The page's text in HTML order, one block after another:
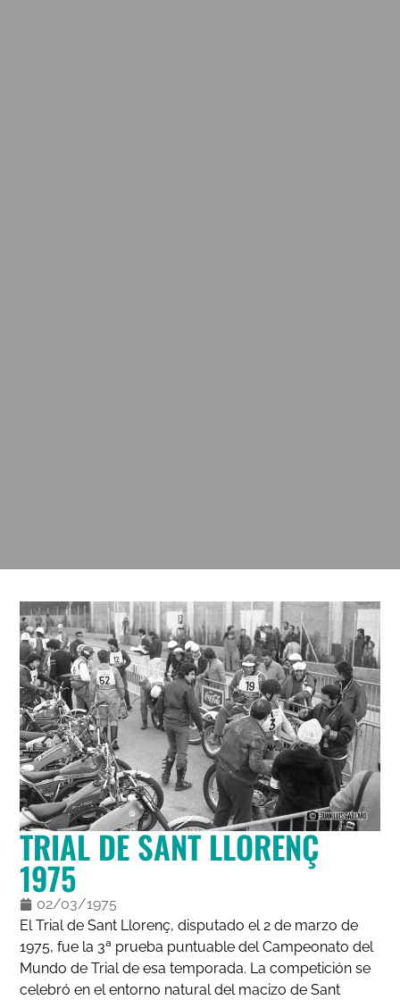
TRIAL DE SANT LLORENÇ
1975
02/03/1975
El Trial de Sant Llorenç, disputado el 2 de marzo de
1975, fue la 3ª prueba puntuable del Campeonato del
Mundo de Trial de esa temporada. La competición se
celebró en el entorno natural del macizo de Sant